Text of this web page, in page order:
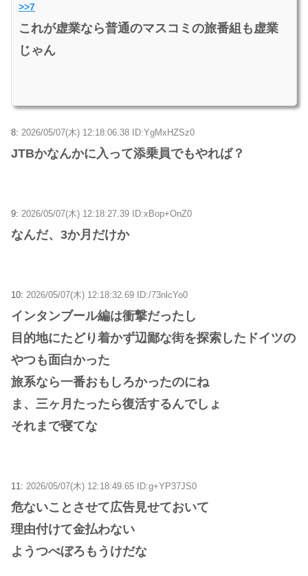
>>7
これが虚業なら普通のマスコミの旅番組も虚業
じゃん
8: 2026/05/07(木) 12:18:06.38 ID:YgMxHZSz0
JTBかなんかに入って添乗員でもやれば？
9: 2026/05/07(木) 12:18:27.39 ID:xBop+OnZ0
なんだ、3か月だけか
10: 2026/05/07(木) 12:18:32.69 ID:/73nlcYo0
インタンブール編は衝撃だったし
目的地にたどり着かず辺鄙な街を探索したドイツの
やつも面白かった
旅系なら一番おもしろかったのにね
ま、三ヶ月たったら復活するんでしょ
それまで寝てな
11: 2026/05/07(木) 12:18:49.65 ID:g+YP37JS0
危ないことさせて広告見せておいて
理由付けて金払わない
ようつべぼろもうけだな